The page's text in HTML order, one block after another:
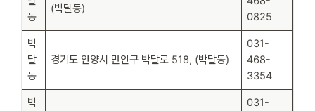
동
(박달동)
0825
박
달
동
경기도 안양시 만안구 박달로 518, (박달동)
031-
468-
3354
박
031-